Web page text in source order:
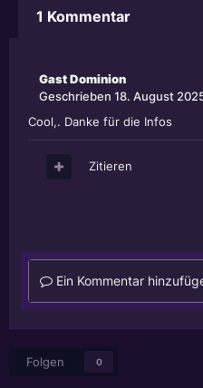
1 Kommentar
Gast Dominion
Geschrieben 18. August
Cool,. Danke für die Infos
Zitieren
Ein Kommentar
Folgen 0